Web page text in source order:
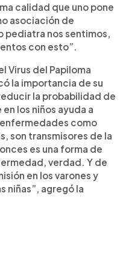
calidad que uno pone
asociación de
nos sentimos,
con esto”.
Virus del Papiloma
la importancia de su
la probabilidad de
los niños ayuda a
como
son transmisores de la
es una forma de
verdad. Y de
en los varones y
niñas”, agregó la